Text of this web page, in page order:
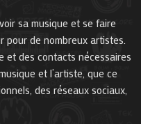
sa musique et se faire
pour de nombreux artistes.
et des contacts nécessaires
et l’artiste, que ce
des réseaux sociaux,